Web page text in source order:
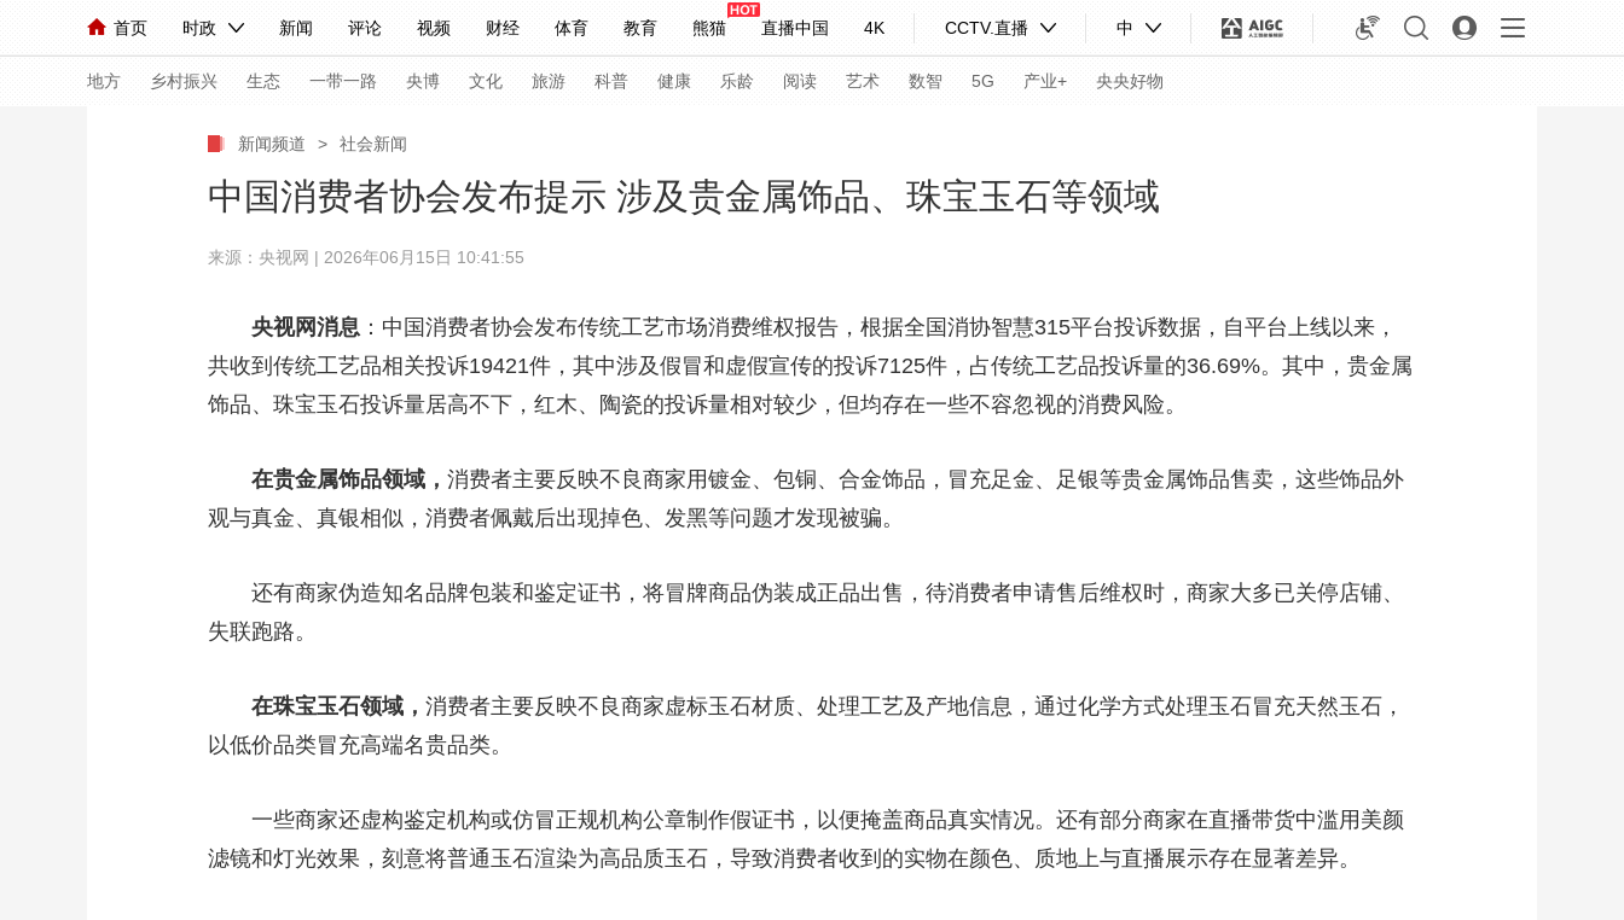
首页 时政 新闻 评论 视频 财经 体育 教育 熊猫 直播中国 4K CCTV.直播 中
人民领袖习近平 联播+ 中国领导人 央视快评 习式妙语 热解读 天天学习
直播 栏目大全 节目单 听音 微视频 主持人 下载央视影音
海外频道 iPanda English Монгол
地方 乡村振兴 生态 一带一路 央博 文化 旅游 科普 健康 乐龄 阅读 艺术 数智 5G 产业+ 央央好物
联播+ 热解读 天天学习 习式妙语 央视快评 央视网评 光华锐评 锋面
小央视频 小央直播 直播中国 熊猫频道 VR/AR 4K专区 全景新闻
前线 比划 快看 蓝海中国 新兵请入列 人生第一次 人生第二次
竞猜 2026年世界杯 2026年冬奥会 CBA NBA 中超 国足 国际足球 网球 综合体育 亚冬会
CCTV奥林匹克频道 生活体育大会 体育江湖 文化体育 冰雪道路 足球道路
乡村振兴 生态环境 一带一路 央博 非遗 文化 旅游 科普 健康 乐龄 阅读 艺术 汽车 数智 5G 产业+
大国展会
新闻频道 > 社会新闻
中国消费者协会发布提示 涉及贵金属饰品、珠宝玉石等领域
来源：央视网 | 2026年06月15日 10:41:55
央视网消息 ：中国消费者协会发布传统工艺市场消费维权报告，根据全国消协智慧315平台投诉数据，自平台上线以来，
共收到传统工艺品相关投诉19421件，其中涉及假冒和虚假宣传的投诉7125件，占传统工艺品投诉量的36.69%。其中，贵金属
饰品、珠宝玉石投诉量居高不下，红木、陶瓷的投诉量相对较少，但均存在一些不容忽视的消费风险。
在贵金属饰品领域， 消费者主要反映不良商家用镀金、包铜、合金饰品，冒充足金、足银等贵金属饰品售卖，这些饰品外
观与真金、真银相似，消费者佩戴后出现掉色、发黑等问题才发现被骗。
还有商家伪造知名品牌包装和鉴定证书，将冒牌商品伪装成正品出售，待消费者申请售后维权时，商家大多已关停店铺、
失联跑路。
在珠宝玉石领域， 消费者主要反映不良商家虚标玉石材质、处理工艺及产地信息，通过化学方式处理玉石冒充天然玉石，
以低价品类冒充高端名贵品类。
一些商家还虚构鉴定机构或仿冒正规机构公章制作假证书，以便掩盖商品真实情况。还有部分商家在直播带货中滥用美颜
滤镜和灯光效果，刻意将普通玉石渲染为高品质玉石，导致消费者收到的实物在颜色、质地上与直播展示存在显著差异。